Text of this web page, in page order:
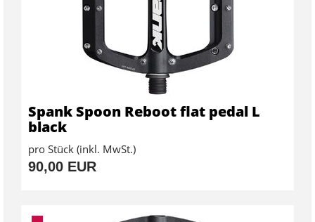
Spank Spoon Reboot flat pedal L
black
pro Stück (inkl. MwSt.)
90,00 EUR